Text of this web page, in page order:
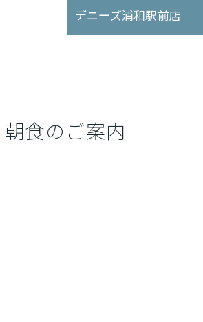
デニーズ浦和駅前店
デニーズ浦和駅前店
朝食のご案内